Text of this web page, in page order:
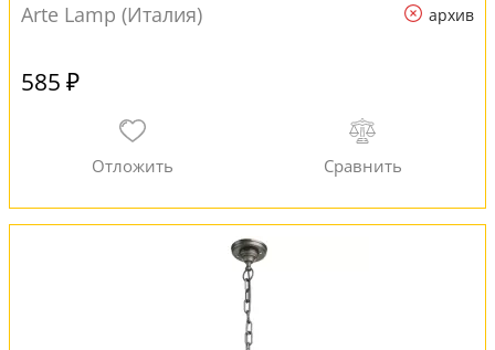
Arte Lamp (Италия)
архив
585 ₽